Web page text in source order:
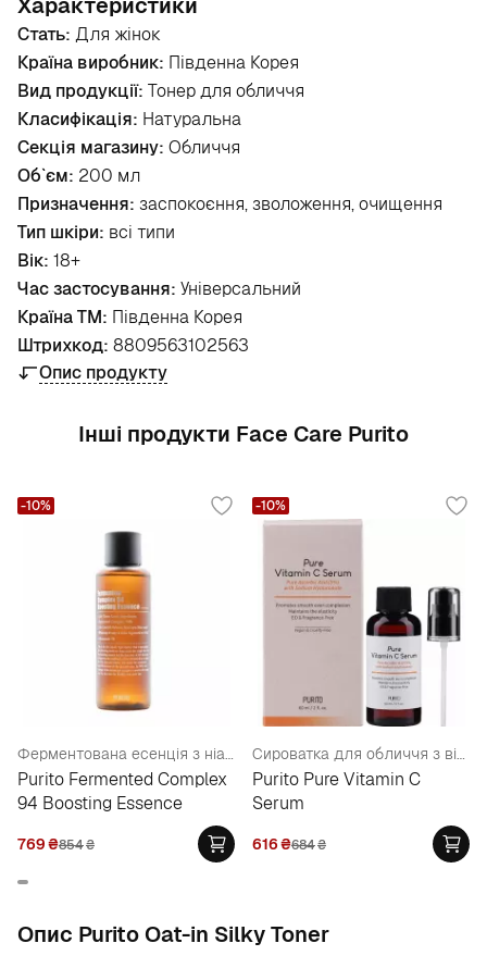
Стать: Для жінок
Країна виробник: Південна Корея
Вид продукції: Тонер для обличчя
Класифікація: Натуральна
Секція магазину: Обличчя
Об`єм: 200 мл
Призначення: заспокоєння, зволоження, очищення
Тип шкіри: всі типи
Вік: 18+
Час застосування: Універсальний
Країна ТМ: Південна Корея
Штрихкод: 8809563102563
Опис продукту
Інші продукти Face Care Purito
Ферментована есенція з ніацинамідом 3%
Purito Fermented Complex
94 Boosting Essence
769₴854₴
-10%
Сироватка для обличчя з вітаміном С
Purito Pure Vitamin C
Serum
616₴684₴
-10%
Опис Purito Oat-in Silky Toner